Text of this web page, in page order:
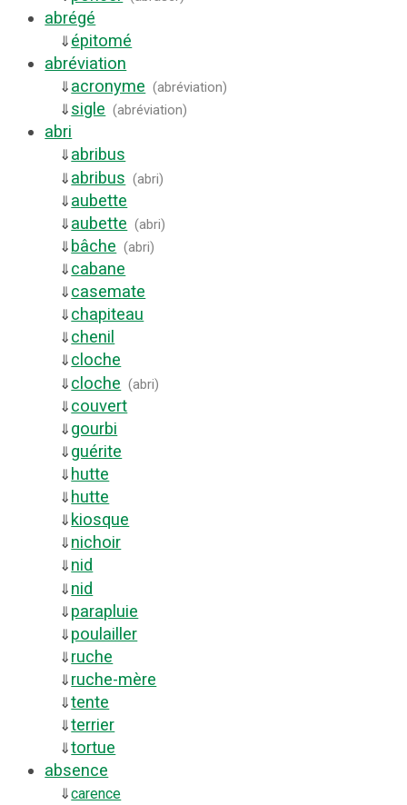
abrégé
⇓ épitomé
abréviation
⇓ acronyme (abréviation)
⇓ sigle (abréviation)
abri
⇓ abribus
⇓ abribus (abri)
⇓ aubette
⇓ aubette (abri)
⇓ bâche (abri)
⇓ cabane
⇓ casemate
⇓ chapiteau
⇓ chenil
⇓ cloche
⇓ cloche (abri)
⇓ couvert
⇓ gourbi
⇓ guérite
⇓ hutte
⇓ hutte
⇓ kiosque
⇓ nichoir
⇓ nid
⇓ nid
⇓ parapluie
⇓ poulailler
⇓ ruche
⇓ ruche-mère
⇓tente
⇓terrier
⇓tortue
absence
⇓carence